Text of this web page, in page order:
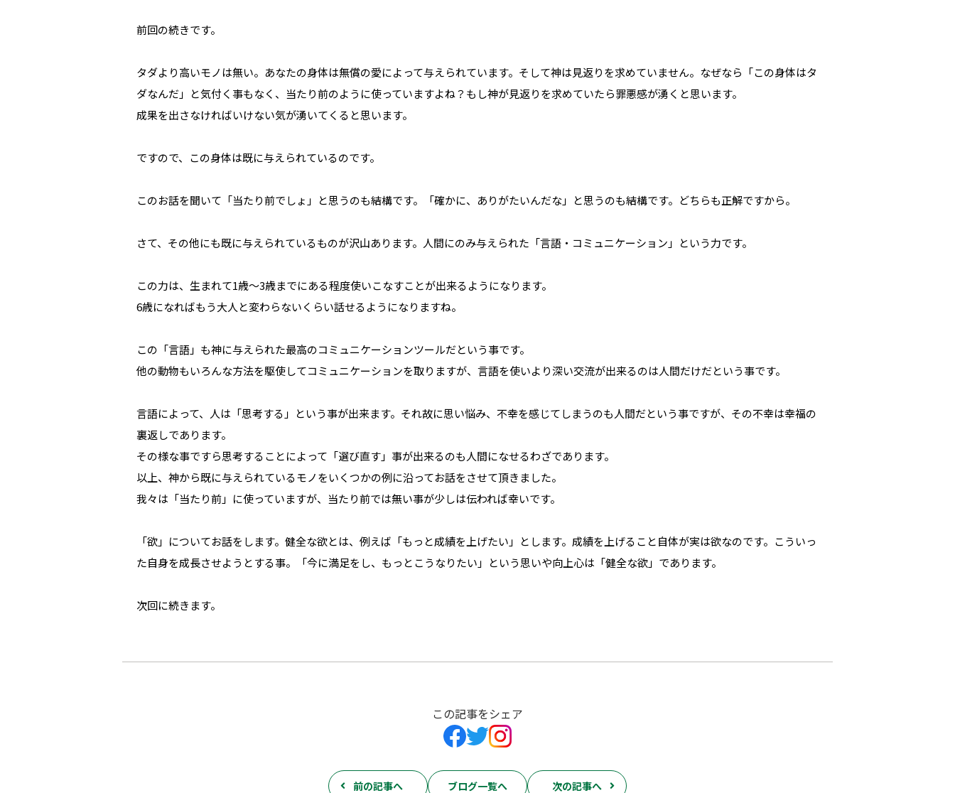
前回の続きです。
タダより高いモノは無い。あなたの身体は無償の愛によって与えられています。そして神は見返りを求めていません。なぜなら「この身体はタ
ダなんだ」と気付く事もなく、当たり前のように使っていますよね？もし神が見返りを求めていたら罪悪感が湧くと思います。
成果を出さなければいけない気が湧いてくると思います。
ですので、この身体は既に与えられているのです。
このお話を聞いて「当たり前でしょ」と思うのも結構です。「確かに、ありがたいんだな」と思うのも結構です。どちらも正解ですから。
さて、その他にも既に与えられているものが沢山あります。人間にのみ与えられた「言語・コミュニケーション」という力です。
この力は、生まれて1歳～3歳までにある程度使いこなすことが出来るようになります。
6歳になればもう大人と変わらないくらい話せるようになりますね。
この「言語」も神に与えられた最高のコミュニケーションツールだという事です。
他の動物もいろんな方法を駆使してコミュニケーションを取りますが、言語を使いより深い交流が出来るのは人間だけだという事です。
言語によって、人は「思考する」という事が出来ます。それ故に思い悩み、不幸を感じてしまうのも人間だという事ですが、その不幸は幸福の
裏返しであります。
その様な事ですら思考することによって「選び直す」事が出来るのも人間になせるわざであります。
以上、神から既に与えられているモノをいくつかの例に沿ってお話をさせて頂きました。
我々は「当たり前」に使っていますが、当たり前では無い事が少しは伝われば幸いです。
「欲」についてお話をします。健全な欲とは、例えば「もっと成績を上げたい」とします。成績を上げること自体が実は欲なのです。こういっ
た自身を成長させようとする事。「今に満足をし、もっとこうなりたい」という思いや向上心は「健全な欲」であります。
次回に続きます。
この記事をシェア
前の記事へ ブログ一覧へ 次の記事へ